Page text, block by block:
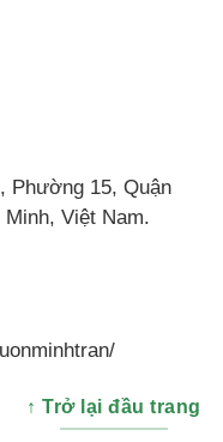
Phường 15, Quận
Việt Nam.
↑ Trở lại đầu trang